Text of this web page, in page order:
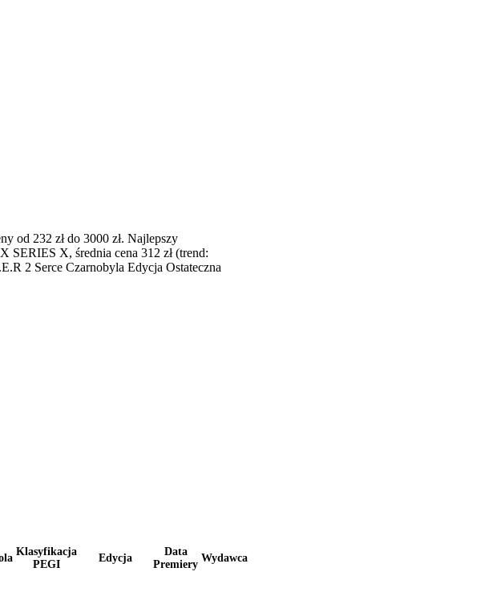
od 232 zł do 3000 zł. Najlepszy
X, średnia cena 312 zł (trend:
2 Serce Czarnobyla Edycja Ostateczna
Klasyfikacja
PEGI
Edycja
Data
Premiery
Wydawca